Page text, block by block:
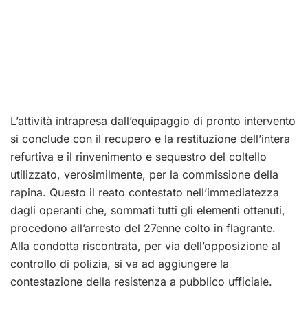
L’attività intrapresa dall’equipaggio di pronto intervento
si conclude con il recupero e la restituzione dell’intera
refurtiva e il rinvenimento e sequestro del coltello
utilizzato, verosimilmente, per la commissione della
rapina. Questo il reato contestato nell’immediatezza
dagli operanti che, sommati tutti gli elementi ottenuti,
procedono all’arresto del 27enne colto in flagrante.
Alla condotta riscontrata, per via dell’opposizione al
controllo di polizia, si va ad aggiungere la
contestazione della resistenza a pubblico ufficiale.